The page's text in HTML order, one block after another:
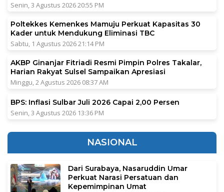
Senin, 3 Agustus 2026 20:55 PM
Poltekkes Kemenkes Mamuju Perkuat Kapasitas 30
Kader untuk Mendukung Eliminasi TBC
Sabtu, 1 Agustus 2026 21:14 PM
AKBP Ginanjar Fitriadi Resmi Pimpin Polres Takalar,
Harian Rakyat Sulsel Sampaikan Apresiasi
Minggu, 2 Agustus 2026 08:37 AM
BPS: Inflasi Sulbar Juli 2026 Capai 2,00 Persen
Senin, 3 Agustus 2026 13:36 PM
NASIONAL
Dari Surabaya, Nasaruddin Umar
Perkuat Narasi Persatuan dan
Kepemimpinan Umat